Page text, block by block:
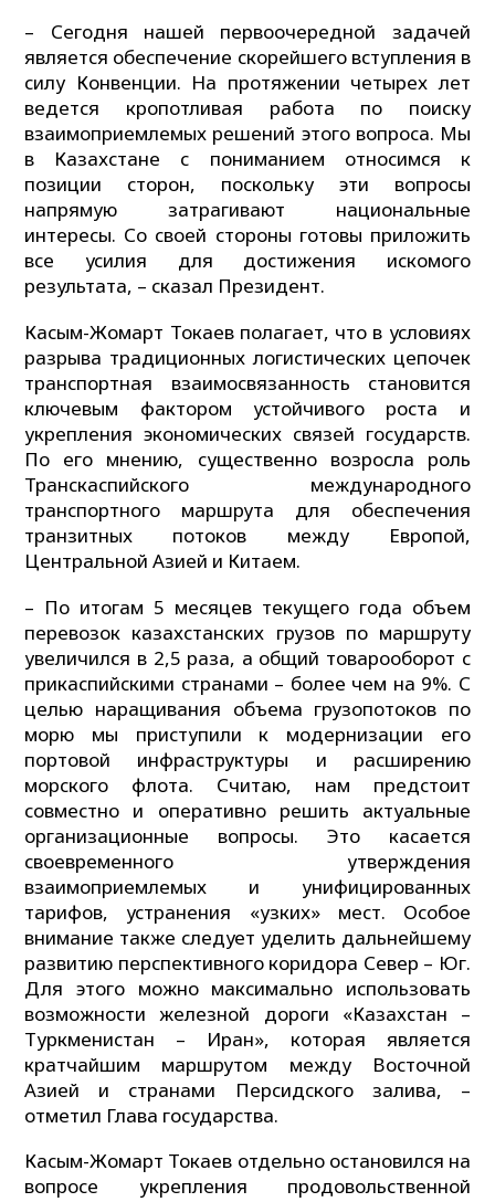
– Сегодня нашей первоочередной задачей
является обеспечение скорейшего вступления в
силу Конвенции. На протяжении четырех лет
ведется кропотливая работа по поиску
взаимоприемлемых решений этого вопроса. Мы
в Казахстане с пониманием относимся к
позиции сторон, поскольку эти вопросы
напрямую затрагивают национальные
интересы. Со своей стороны готовы приложить
все усилия для достижения искомого
результата, – сказал Президент.
Касым-Жомарт Токаев полагает, что в условиях
разрыва традиционных логистических цепочек
транспортная взаимосвязанность становится
ключевым фактором устойчивого роста и
укрепления экономических связей государств.
По его мнению, существенно возросла роль
Транскаспийского международного
транспортного маршрута для обеспечения
транзитных потоков между Европой,
Центральной Азией и Китаем.
– По итогам 5 месяцев текущего года объем
перевозок казахстанских грузов по маршруту
увеличился в 2,5 раза, а общий товарооборот с
прикаспийскими странами – более чем на 9%. С
целью наращивания объема грузопотоков по
морю мы приступили к модернизации его
портовой инфраструктуры и расширению
морского флота. Считаю, нам предстоит
совместно и оперативно решить актуальные
организационные вопросы. Это касается
своевременного утверждения
взаимоприемлемых и унифицированных
тарифов, устранения «узких» мест. Особое
внимание также следует уделить дальнейшему
развитию перспективного коридора Север – Юг.
Для этого можно максимально использовать
возможности железной дороги «Казахстан –
Туркменистан – Иран», которая является
кратчайшим маршрутом между Восточной
Азией и странами Персидского залива, –
отметил Глава государства.
Касым-Жомарт Токаев отдельно остановился на
вопросе укрепления продовольственной